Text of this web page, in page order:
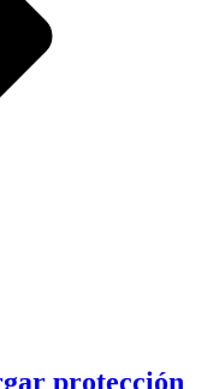
protección